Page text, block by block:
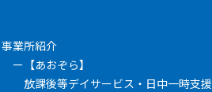
事業所紹介
【あおぞら】
放課後等デイサービス・日中一時支援